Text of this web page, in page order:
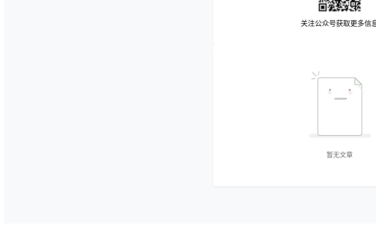
关注公众号获取更多信
暂无文章